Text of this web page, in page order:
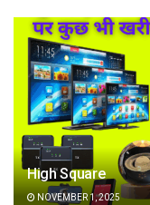
High Square
NOVEMBER 1, 2025